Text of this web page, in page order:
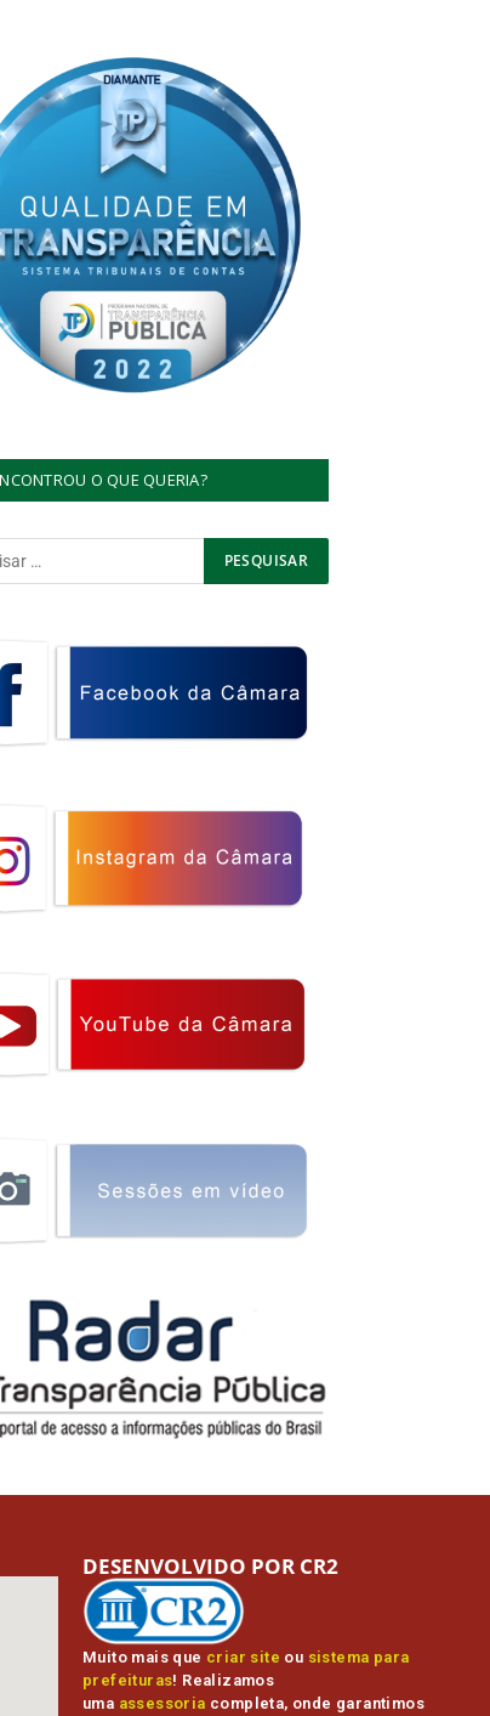
O QUE QUERIA?
Muito mais que criar site ou sistema para
prefeituras! Realizamos
uma assessoria completa, onde garantimos
DESENVOLVIDO POR CR2